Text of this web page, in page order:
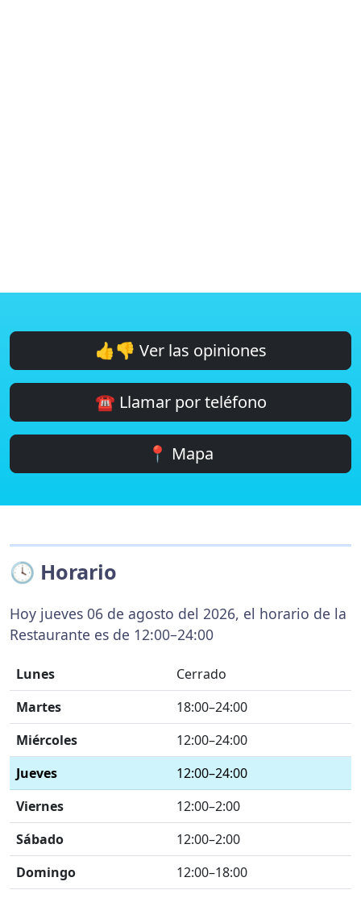
👍👎 Ver las opiniones
☎️ Llamar por teléfono
📍 Mapa
🕓 Horario
Hoy jueves 06 de agosto del 2026, el horario de la
Restaurante es de 12:00–24:00
Lunes
Cerrado
Martes
18:00–24:00
Miércoles
12:00–24:00
Jueves
12:00–24:00
Viernes
12:00–2:00
Sábado
12:00–2:00
Domingo
12:00–18:00